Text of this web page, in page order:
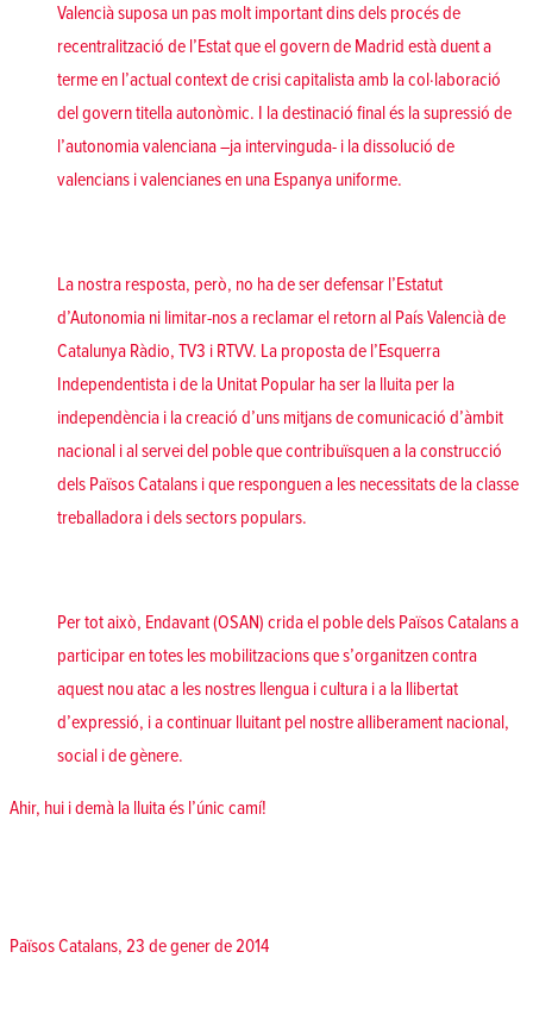
Valencià suposa un pas molt important dins dels procés de
recentralització de l’Estat que el govern de Madrid està duent a
terme en l’actual context de crisi capitalista amb la col·laboració
del govern titella autonòmic. I la destinació final és la supressió de
l’autonomia valenciana –ja intervinguda- i la dissolució de
valencians i valencianes en una Espanya uniforme.
La nostra resposta, però, no ha de ser defensar l’Estatut
d’Autonomia ni limitar-nos a reclamar el retorn al País Valencià de
Catalunya Ràdio, TV3 i RTVV. La proposta de l’Esquerra
Independentista i de la Unitat Popular ha ser la lluita per la
independència i la creació d’uns mitjans de comunicació d’àmbit
nacional i al servei del poble que contribuïsquen a la construcció
dels Països Catalans i que responguen a les necessitats de la classe
treballadora i dels sectors populars.
Per tot això, Endavant (OSAN) crida el poble dels Països Catalans a
participar en totes les mobilitzacions que s’organitzen contra
aquest nou atac a les nostres llengua i cultura i a la llibertat
d’expressió, i a continuar lluitant pel nostre alliberament nacional,
social i de gènere.
Ahir, hui i demà la lluita és l’únic camí!
Països Catalans, 23 de gener de 2014